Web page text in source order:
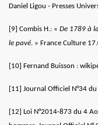
Daniel Ligou - Presses
[9] Combis H.: « De 1789 à
le pavé. » France Culture
[10] Fernand Buisson :
[11] Journal Officiel N°34
[12]
Loi N°2014-873 du 4